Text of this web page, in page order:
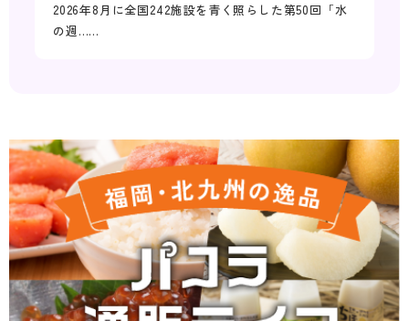
2026年8月に全国242施設を青く照らした第50回「水
の週……